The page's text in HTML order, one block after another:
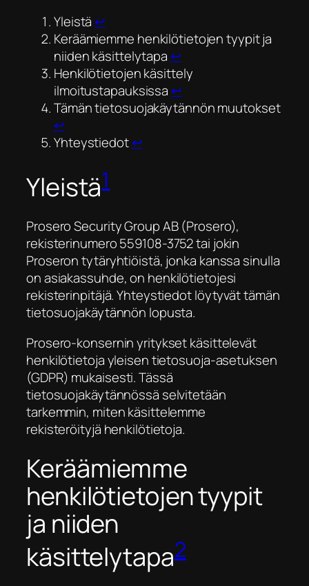
Yleistä ↩︎
Keräämiemme henkilötietojen tyypit ja
niiden käsittelytapa ↩︎
Henkilötietojen käsittely
ilmoitustapauksissa ↩︎
Tämän tietosuojakäytännön muutokset
↩︎
Yhteystiedot↩︎
Yleistä1
Prosero Security Group AB (Prosero),
rekisterinumero 559108-3752 tai jokin
Proseron tytäryhtiöistä, jonka kanssa sinulla
on asiakassuhde, on henkilötietojesi
rekisterinpitäjä. Yhteystiedot löytyvät tämän
tietosuojakäytännön lopusta.
Prosero-konsernin yritykset käsittelevät
henkilötietoja yleisen tietosuoja-asetuksen
(GDPR) mukaisesti. Tässä
tietosuojakäytännössä selvitetään
tarkemmin, miten käsittelemme
rekisteröityjä henkilötietoja.
Keräämiemme
henkilötietojen tyypit
ja niiden
käsittelytapa2